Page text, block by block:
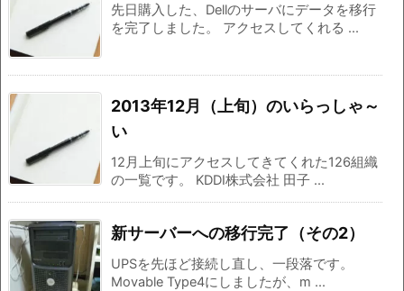
先日購入した、Dellのサーバにデータを移行
を完了しました。 アクセスしてくれる ...
2013年12月（上旬）のいらっしゃ～
い
12月上旬にアクセスしてきてくれた126組織
の一覧です。 KDDI株式会社 田子 ...
新サーバーへの移行完了（その2）
UPSを先ほど接続し直し、一段落です。
Movable Type4にしましたが、m ...